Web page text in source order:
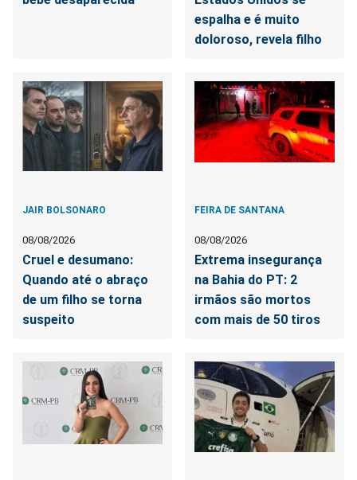
espalha e é muito
doloroso, revela filho
JAIR BOLSONARO
08/08/2026
Cruel e desumano:
Quando até o abraço
de um filho se torna
suspeito
FEIRA DE SANTANA
08/08/2026
Extrema insegurança
na Bahia do PT: 2
irmãos são mortos
com mais de 50 tiros